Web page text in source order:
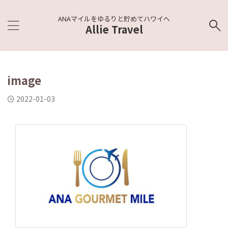
ANAマイルをゆるりと貯めてハワイへ
Allie Travel
image
2022-01-03